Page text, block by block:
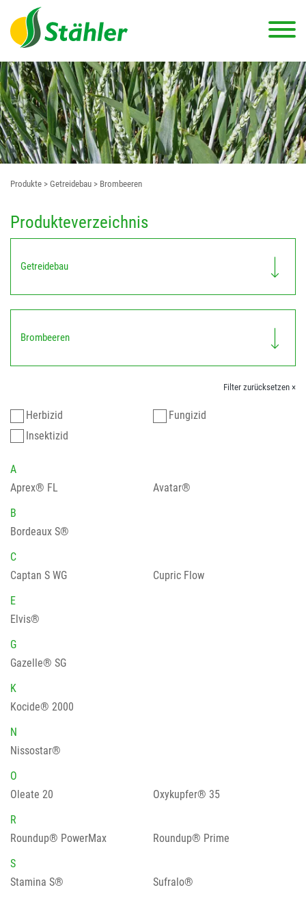
Produkte > Getreidebau > Brombeeren
Produkteverzeichnis
Getreidebau
Brombeeren
Filter zurücksetzen ×
Herbizid
Fungizid
Insektizid
A
Aprex® FL
Avatar®
B
Bordeaux S®
C
Captan S WG
Cupric Flow
E
Elvis®
G
Gazelle® SG
K
Kocide® 2000
N
Nissostar®
O
Oleate 20
Oxykupfer® 35
R
Roundup® PowerMax
Roundup® Prime
S
Stamina S®
Sufralo®